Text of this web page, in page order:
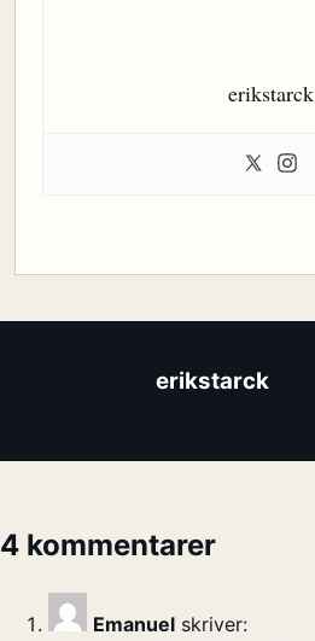
erikstarck
erikstarck
4 kommentarer
Emanuel skriver: